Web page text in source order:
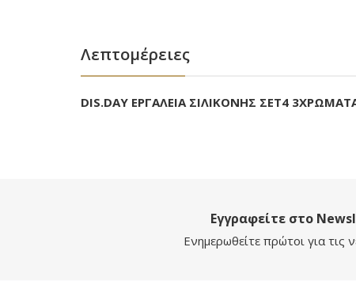
Λεπτομέρειες
DIS.DAY ΕΡΓΑΛΕΙΑ ΣΙΛΙΚΟΝΗΣ ΣΕΤ4 3ΧΡΩΜΑΤΑ
Εγγραφείτε στο
Ενημερωθείτε πρώτοι για τις